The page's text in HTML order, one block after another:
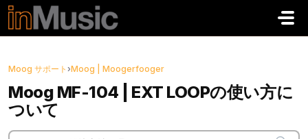
メインコンテンツに移動
Moog サポート ›Moog | Moogerfooger
Moog MF-104 | EXT LOOPの使い方に
ついて